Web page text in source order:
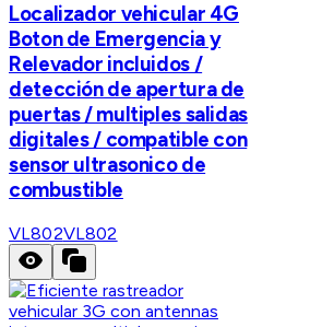
Localizador vehicular 4G
Boton de Emergencia y
Relevador incluidos /
detección de apertura de
puertas / multiples salidas
digitales / compatible con
sensor ultrasonico de
combustible
VL802VL802